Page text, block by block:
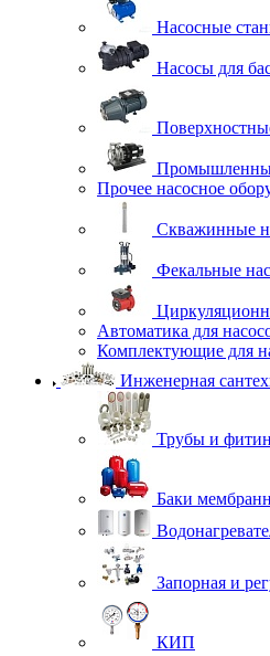
Насосные
Насосы для
Прочее насосное
Скважинные
Фекальные
Автоматика для
Комплектующие для
Инженерная
Трубы и
Баки
Запорная и
КИП